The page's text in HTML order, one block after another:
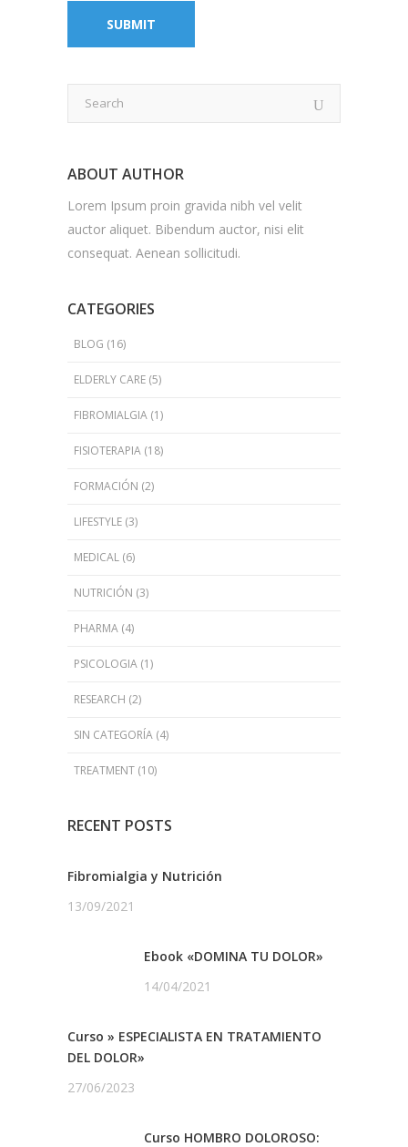
ABOUT AUTHOR
Lorem Ipsum proin gravida nibh vel velit
auctor aliquet. Bibendum auctor, nisi elit
consequat. Aenean sollicitudi.
CATEGORIES
BLOG (16)
ELDERLY CARE (5)
FIBROMIALGIA (1)
FISIOTERAPIA (18)
FORMACIÓN (2)
LIFESTYLE (3)
MEDICAL (6)
NUTRICIÓN (3)
PHARMA (4)
PSICOLOGIA (1)
RESEARCH (2)
SIN CATEGORÍA (4)
TREATMENT (10)
RECENT POSTS
Fibromialgia y Nutrición
13/09/2021
Ebook «DOMINA TU DOLOR»
14/04/2021
Curso » ESPECIALISTA EN TRATAMIENTO
DEL DOLOR»
27/06/2023
Curso HOMBRO DOLOROSO: